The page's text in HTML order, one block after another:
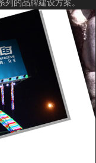
的品牌建设方案。